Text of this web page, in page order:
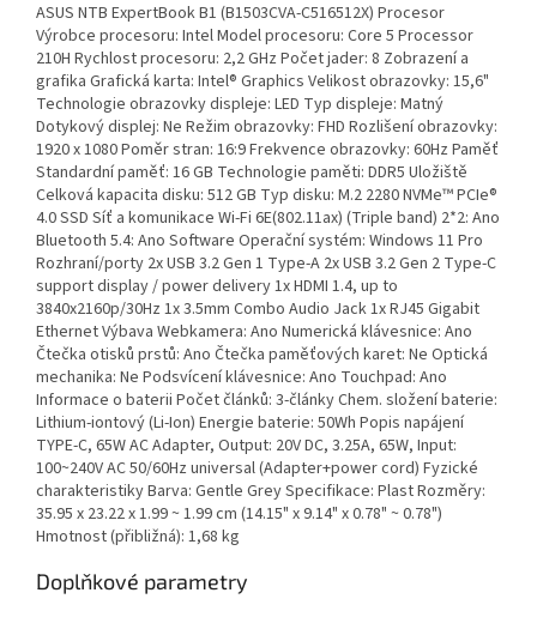
ASUS NTB ExpertBook B1 (B1503CVA-C516512X) Procesor
Výrobce procesoru: Intel Model procesoru: Core 5 Processor
210H Rychlost procesoru: 2,2 GHz Počet jader: 8 Zobrazení a
grafika Grafická karta: Intel® Graphics Velikost obrazovky: 15,6"
Technologie obrazovky displeje: LED Typ displeje: Matný
Dotykový displej: Ne Režim obrazovky: FHD Rozlišení obrazovky:
1920 x 1080 Poměr stran: 16:9 Frekvence obrazovky: 60Hz Paměť
Standardní paměť: 16 GB Technologie paměti: DDR5 Uložiště
Celková kapacita disku: 512 GB Typ disku: M.2 2280 NVMe™ PCIe®
4.0 SSD Síť a komunikace Wi-Fi 6E(802.11ax) (Triple band) 2*2: Ano
Bluetooth 5.4: Ano Software Operační systém: Windows 11 Pro
Rozhraní/porty 2x USB 3.2 Gen 1 Type-A 2x USB 3.2 Gen 2 Type-C
support display / power delivery 1x HDMI 1.4, up to
3840x2160p/30Hz 1x 3.5mm Combo Audio Jack 1x RJ45 Gigabit
Ethernet Výbava Webkamera: Ano Numerická klávesnice: Ano
Čtečka otisků prstů: Ano Čtečka paměťových karet: Ne Optická
mechanika: Ne Podsvícení klávesnice: Ano Touchpad: Ano
Informace o baterii Počet článků: 3-články Chem. složení baterie:
Lithium-iontový (Li-Ion) Energie baterie: 50Wh Popis napájení
TYPE-C, 65W AC Adapter, Output: 20V DC, 3.25A, 65W, Input:
100~240V AC 50/60Hz universal (Adapter+power cord) Fyzické
charakteristiky Barva: Gentle Grey Specifikace: Plast Rozměry:
35.95 x 23.22 x 1.99 ~ 1.99 cm (14.15" x 9.14" x 0.78" ~ 0.78")
Hmotnost (přibližná): 1,68 kg
Doplňkové parametry